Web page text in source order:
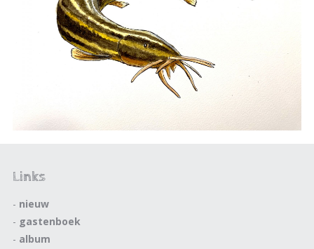
Links
- nieuw
- gastenboek
- album